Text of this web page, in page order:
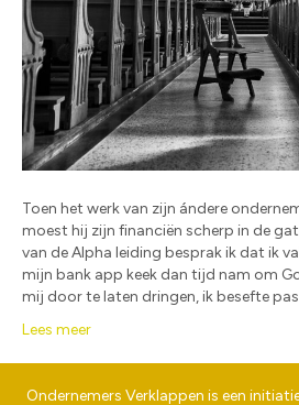
Toen het werk van zijn ándere
moest hij zijn financiën scherp in de
van de Alpha leiding besprak ik dat ik
mijn bank app keek dan tijd nam om
mij door te laten dringen, ik besefte
Lees meer
Ondernemers Verklappen is een